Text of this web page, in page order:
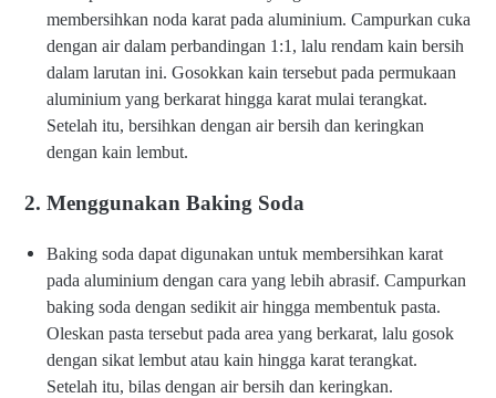
membersihkan noda karat pada aluminium. Campurkan cuka
dengan air dalam perbandingan 1:1, lalu rendam kain bersih
dalam larutan ini. Gosokkan kain tersebut pada permukaan
aluminium yang berkarat hingga karat mulai terangkat.
Setelah itu, bersihkan dengan air bersih dan keringkan
dengan kain lembut.
2. Menggunakan Baking Soda
Baking soda dapat digunakan untuk membersihkan karat
pada aluminium dengan cara yang lebih abrasif. Campurkan
baking soda dengan sedikit air hingga membentuk pasta.
Oleskan pasta tersebut pada area yang berkarat, lalu gosok
dengan sikat lembut atau kain hingga karat terangkat.
Setelah itu, bilas dengan air bersih dan keringkan.